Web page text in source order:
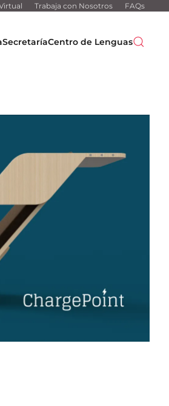
Trabaja con Nosotros FAQs
SecretaríaCentro de Lenguas